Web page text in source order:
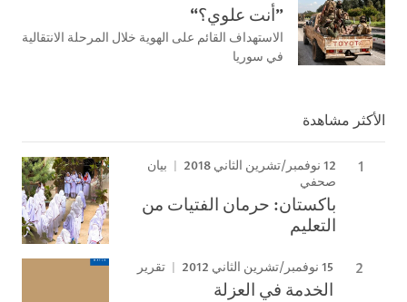
”أنت علوي؟“
الاستهداف القائم على الهوية خلال المرحلة الانتقالية
في سوريا
الأكثر مشاهدة
12 نوفمبر/تشرين الثاني 2018
بيان
صحفي
باكستان: حرمان الفتيات من
التعليم
15 نوفمبر/تشرين الثاني 2012 تقرير
الخدمة في العزلة